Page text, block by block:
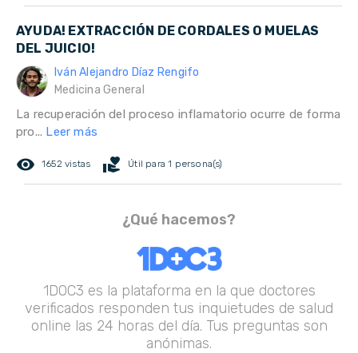
AYUDA! EXTRACCIÓN DE CORDALES O MUELAS
DEL JUICIO!
Iván Alejandro Díaz Rengifo
Medicina General
La recuperación del proceso inflamatorio ocurre de forma
pro... Leer más
remove_red_eye 1652 vistas volunteer_activism Útil para 1 persona(s)
¿Qué hacemos?
1DOC3 es la plataforma en la que doctores
verificados responden tus inquietudes de salud
online las 24 horas del día. Tus preguntas son
anónimas.